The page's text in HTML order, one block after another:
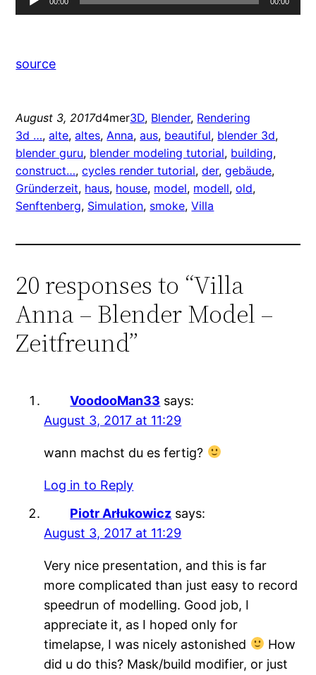
Player
source
August 3, 2017d4mer3D, Blender, Rendering
3d …, alte, altes, Anna, aus, beautiful, blender 3d
blender guru, blender modeling tutorial, building
construct…, cycles render tutorial, der, gebäude
Gründerzeit, haus, house, model, modell, old
Senftenberg, Simulation, smoke, Villa
20 responses to “Villa
Anna – Blender Model –
Zeitfreund”
VoodooMan33 says:
August 3, 2017 at 11:29
wann machst du es fertig?
Log in to Reply
Piotr Arłukowicz says:
August 3, 2017 at 11:29
Very nice presentation, and this is far
more complicated than just easy to record
speedrun of modelling. Good job, I
appreciate it, as I hoped only for
timelapse, I was nicely astonished
How
did u do this? Mask/build modifier, or just